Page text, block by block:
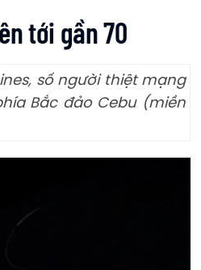
tới gần 70
số người thiệt mạng
Bắc đảo Cebu (miền